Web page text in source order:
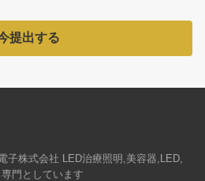
提出する
子株式会社 LED治療照明,美容器,LED,
門としています